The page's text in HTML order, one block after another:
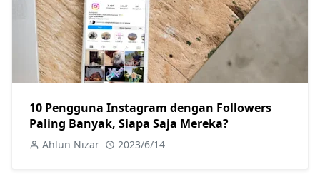
10 Pengguna Instagram dengan Followers
Paling Banyak, Siapa Saja Mereka?
Ahlun Nizar 2023/6/14